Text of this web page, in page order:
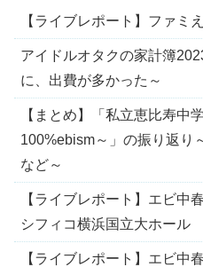
【ライブレポート】ファミ
アイドルオタクの家計簿
に、出費が多かった～
【まとめ】「私立恵比寿中
100%ebism～」の振り返り
など～
【ライブレポート】エビ中
シフィコ横浜国立大ホール
【ライブレポート】エビ中